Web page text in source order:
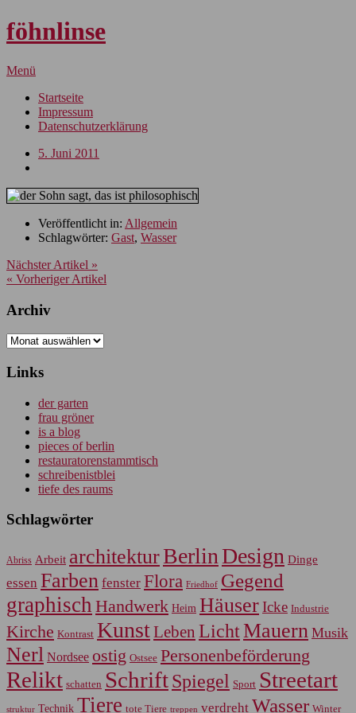
föhnlinse
Menü
Startseite
Impressum
Datenschutzerklärung
5. Juni 2011
Veröffentlicht in: Allgemein
Schlagwörter: Gast, Wasser
Nächster Artikel »
« Vorheriger Artikel
Archiv
Archiv
Links
der garten
frau gröner
is a blog
pieces of berlin
restauratorenstammtisch
schreibenistblei
tiefe des raums
Schlagwörter
Abriss Arbeit architekturBerlin Design Dinge
essen Farben fenster Flora Friedhof Gegend
graphisch Handwerk Heim HäuserIcke Industrie
Kirche Kontrast KunstLeben LichtMauern Musik
Nerl Nordsee ostig Ostsee Personenbeförderung
Relikt schatten SchriftSpiegel Sport Streetart
struktur Technik Tiere tote Tiere treppen verdreht Wasser Winter